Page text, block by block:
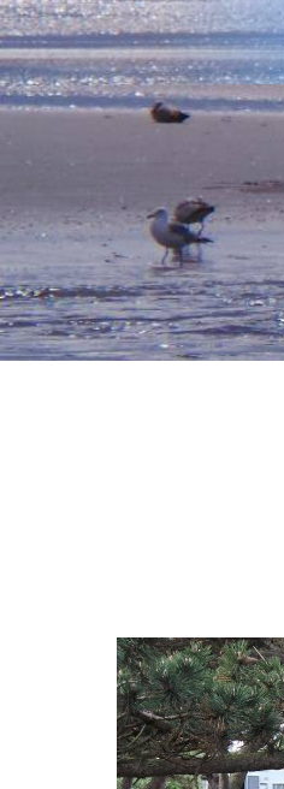
Panneau de gestion des cookies